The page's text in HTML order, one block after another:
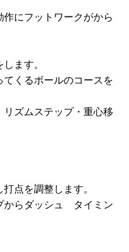
にフットワークがから
ます。
てくるボールのコースを
ズムステップ・重心移
点を調整します。
からダッシュ タイミン